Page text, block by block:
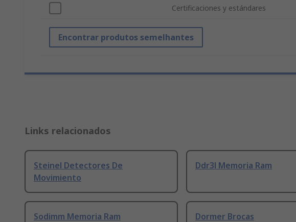
Certificaciones y estándares
Encontrar produtos semelhantes
Links relacionados
Steinel Detectores De
Movimiento
Ddr3l Memoria Ram
Sodimm Memoria Ram Dormer Brocas